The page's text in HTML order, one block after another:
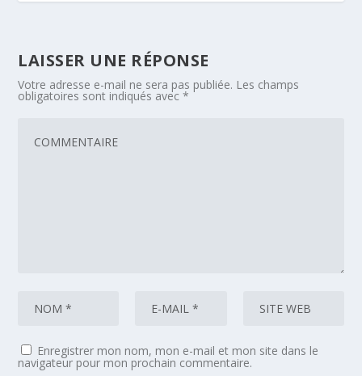
LAISSER UNE RÉPONSE
Votre adresse e-mail ne sera pas publiée. Les champs
obligatoires sont indiqués avec*
Enregistrer mon nom, mon e-mail et mon site dans le
navigateur pour mon prochain commentaire.